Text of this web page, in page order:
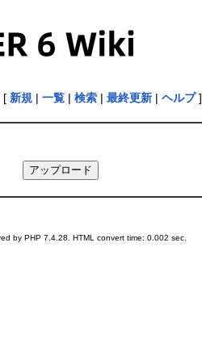
新規| 一覧| 検索| 最終更新| ヘルプ]
by PHP 7.4.28. HTML convert time: 0.002 sec.